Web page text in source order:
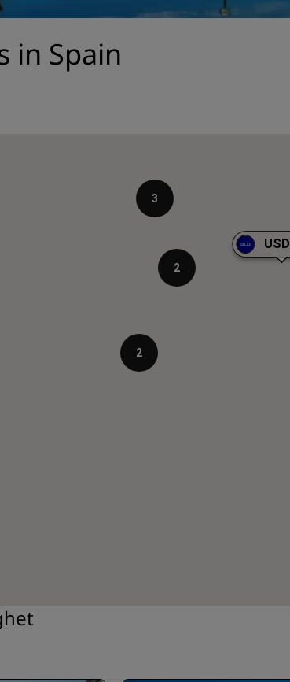
Branschlösningar
Digitala tjänster
Radisson Hotels app
in Spain
2
3
2